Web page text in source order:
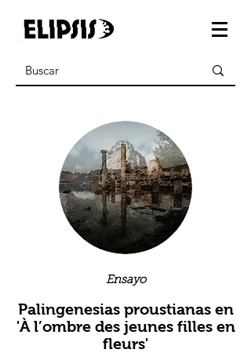
Ensayo
Palingenesias proustianas en
'À l’ombre des jeunes filles en
fleurs'